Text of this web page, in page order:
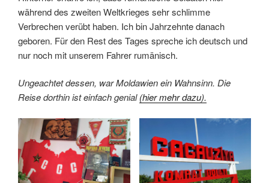
während des zweiten Weltkrieges sehr schlimme
Verbrechen verübt haben. Ich bin Jahrzehnte danach
geboren. Für den Rest des Tages spreche ich deutsch und
nur noch mit unserem Fahrer rumänisch.
Ungeachtet dessen, war Moldawien ein Wahnsinn. Die
Reise dorthin ist einfach genial(hier mehr dazu).